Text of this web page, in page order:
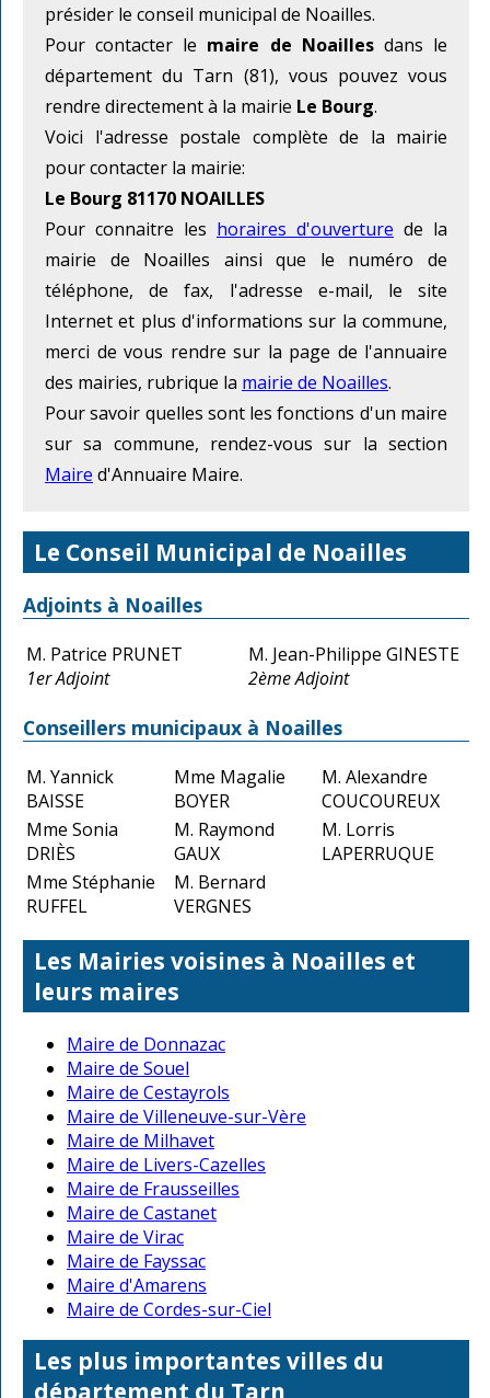
présider le conseil municipal de Noailles.
Pour contacter le maire de Noaillesdans le
département du Tarn (81), vous pouvez vous
rendre directement à la mairie Le Bourg.
Voici l'adresse postale complète de la mairie
pour contacter la mairie:
Le Bourg 81170 NOAILLES
Pour connaitre les horaires d'ouverture de la
mairie de Noailles ainsi que le numéro de
téléphone, de fax, l'adresse e-mail, le site
Internet et plus d'informations sur la commune,
merci de vous rendre sur la page de l'annuaire
des mairies, rubrique la mairie de Noailles.
Pour savoir quelles sont les fonctions d'un maire
sur sa commune, rendez-vous sur la section
Maire d'Annuaire Maire.
Le Conseil Municipal de Noailles
Adjoints à Noailles
M. Patrice PRUNET
1er Adjoint
M. Jean-Philippe GINESTE
2ème Adjoint
Conseillers municipaux à Noailles
M. Yannick
BAISSE
Mme Magalie
BOYER
M. Alexandre
COUCOUREUX
Mme Sonia
DRIÈS
M. Raymond
GAUX
M. Lorris
LAPERRUQUE
Mme Stéphanie
RUFFEL
M. Bernard
VERGNES
Les Mairies voisines à Noailles et
leurs maires
Maire de Donnazac
Maire de Souel
Maire de Cestayrols
Maire de Villeneuve-sur-Vère
Maire de Milhavet
Maire de Livers-Cazelles
Maire de Frausseilles
Maire de Castanet
Maire de Virac
Maire de Fayssac
Maire d'Amarens
Maire de Cordes-sur-Ciel
Les plus importantes villes du
département du Tarn